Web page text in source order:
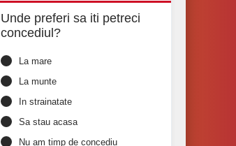
Unde preferi sa iti petreci
concediul?
La mare
La munte
In strainatate
Sa stau acasa
Nu am timp de concediu